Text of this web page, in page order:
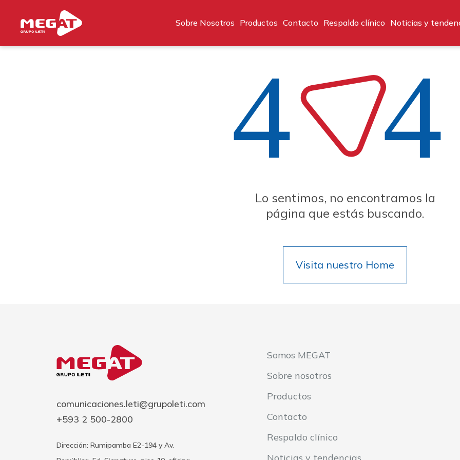
Sobre Nosotros Productos Contacto Respaldo clínico Noticias y
Lo sentimos, no encontramos la
página que estás buscando.
Visita nuestro Home
comunicaciones.leti@grupoleti.com
+593 2 500-2800
Dirección: Rumipamba E2-194 y Av.
Somos MEGAT
Sobre nosotros
Productos
Contacto
Respaldo clínico